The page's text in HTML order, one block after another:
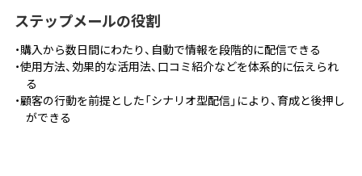
ステップメールの役割
購入から数日間にわたり、自動で情報を段階的に配信できる
使用方法、効果的な活用法、口コミ紹介などを体系的に伝えられ
る
顧客の行動を前提とした「シナリオ型配信」により、育成と後押し
ができる